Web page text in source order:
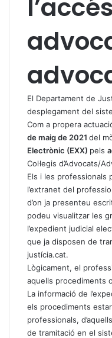
El Departament de
desplegament del
Com a propera
de maig de 2021 del
Electrònic (EXX) pels
Col·legis d’Advocats/
Els i les professionals
l’extranet del
d’on ja presenteu
podeu visualitzar les
l’expedient judicial
que ja disposen de
justícia.cat.
Lògicament, el
aquells procediments
La informació de
els procediments
professionals,
de tramitació en el